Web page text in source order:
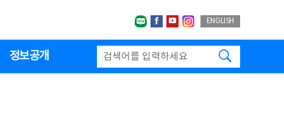
네이버블로그
페이스북
유투브인스타그랩
ENGLISH
정보공개